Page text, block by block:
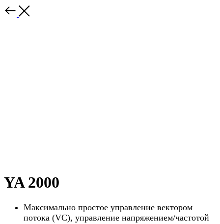
YA 2000
Максимально простое управление вектором
потока (VC), управление напряжением/частотой